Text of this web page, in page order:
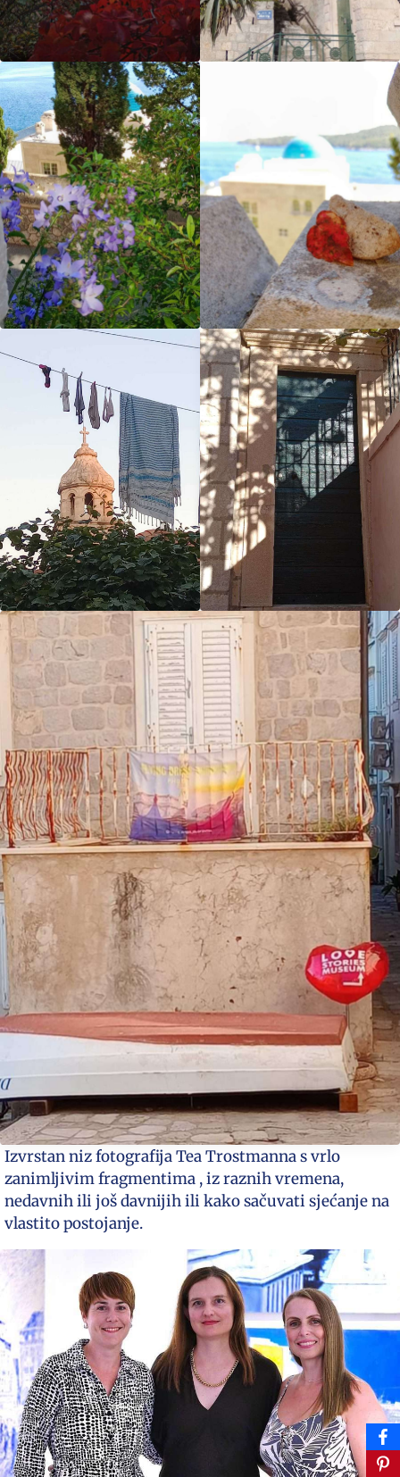
Izvrstan niz fotografija Tea Trostmanna s vrlo
zanimljivim fragmentima , iz raznih vremena,
nedavnih ili još davnijih ili kako sačuvati sjećanje na
vlastito postojanje.